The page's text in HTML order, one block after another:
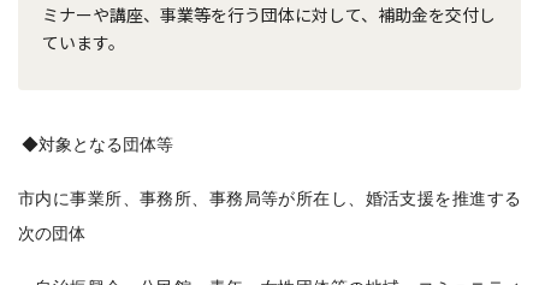
ミナーや講座、事業等を行う団体に対して、補助金を交付し
ています。
◆対象となる団体等
市内に事業所、事務所、事務局等が所在し、婚活支援を推進する
次の団体